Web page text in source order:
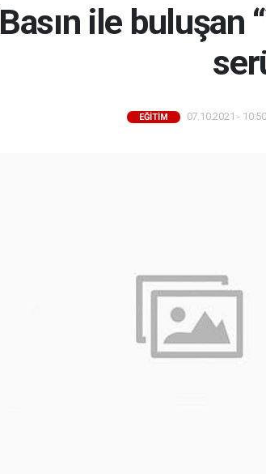
Basın ile buluşan
EĞITIM 07.10.2021 -